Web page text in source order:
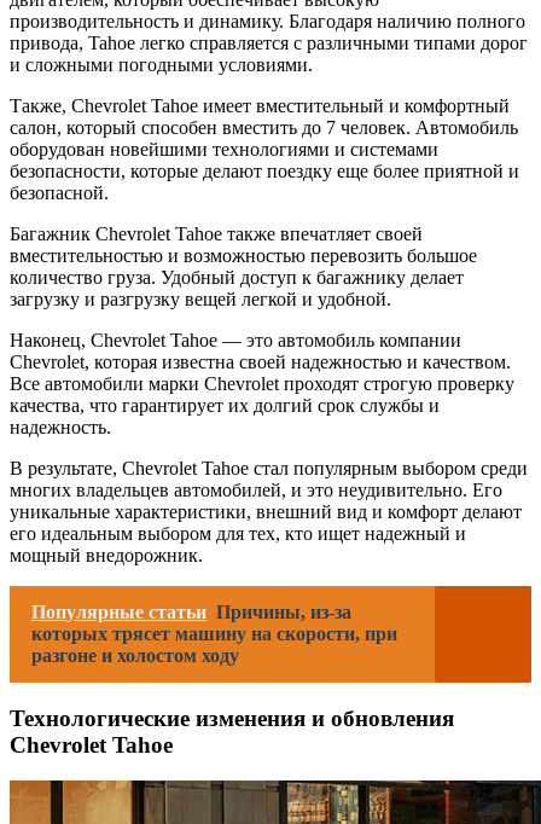
производительность и динамику. Благодаря наличию полного
привода, Tahoe легко справляется с различными типами дорог
и сложными погодными условиями.
Также, Chevrolet Tahoe имеет вместительный и комфортный
салон, который способен вместить до 7 человек. Автомобиль
оборудован новейшими технологиями и системами
безопасности, которые делают поездку еще более приятной и
безопасной.
Багажник Chevrolet Tahoe также впечатляет своей
вместительностью и возможностью перевозить большое
количество груза. Удобный доступ к багажнику делает
загрузку и разгрузку вещей легкой и удобной.
Наконец, Chevrolet Tahoe — это автомобиль компании
Chevrolet, которая известна своей надежностью и качеством.
Все автомобили марки Chevrolet проходят строгую проверку
качества, что гарантирует их долгий срок службы и
надежность.
В результате, Chevrolet Tahoe стал популярным выбором среди
многих владельцев автомобилей, и это неудивительно. Его
уникальные характеристики, внешний вид и комфорт делают
его идеальным выбором для тех, кто ищет надежный и
мощный внедорожник.
Популярные статьи Причины, из-за
которых трясет машину на скорости, при
разгоне и холостом ходу
Технологические изменения и обновления
Chevrolet Tahoe